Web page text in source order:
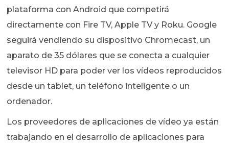
plataforma con Android que competirá
directamente con Fire TV, Apple TV y Roku. Google
seguirá vendiendo su dispositivo Chromecast, un
aparato de 35 dólares que se conecta a cualquier
televisor HD para poder ver los vídeos reproducidos
desde un tablet, un teléfono inteligente o un
ordenador.
Los proveedores de aplicaciones de vídeo ya están
trabajando en el desarrollo de aplicaciones para